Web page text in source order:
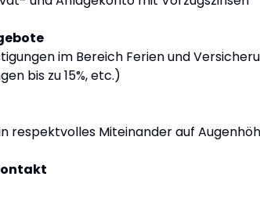
im Bereich Ferien und
bis zu 15%, etc.)
respektvolles Miteinander auf